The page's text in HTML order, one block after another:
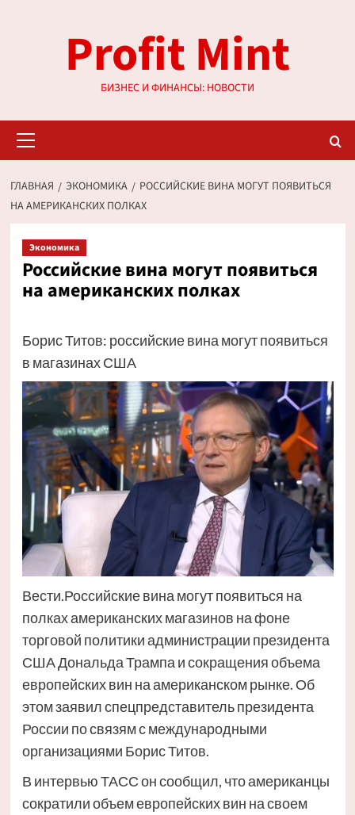
содержимомуProfit Mint
БИЗНЕС И ФИНАНСЫ: НОВОСТИ
меню
ГЛАВНАЯ ЭКОНОМИКА
РОССИЙСКИЕ ВИНА МОГУТ ПОЯВИТЬСЯ
НА АМЕРИКАНСКИХ ПОЛКАХ
Экономика
Российские вина могут появиться
на американских полках
Борис Титов: российские вина могут появиться
в магазинах США
Вести.Российские вина могут появиться на
полках американских магазинов на фоне
торговой политики администрации президента
США Дональда Трампа и сокращения объема
европейских вин на американском рынке. Об
этом заявил спецпредставитель президента
России по связям с международными
организациями Борис Титов.
В интервью ТАСС он сообщил, что американцы
сократили объем европейских вин на своем